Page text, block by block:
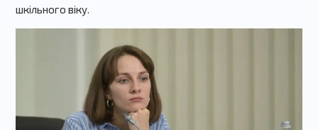
шкільного віку.